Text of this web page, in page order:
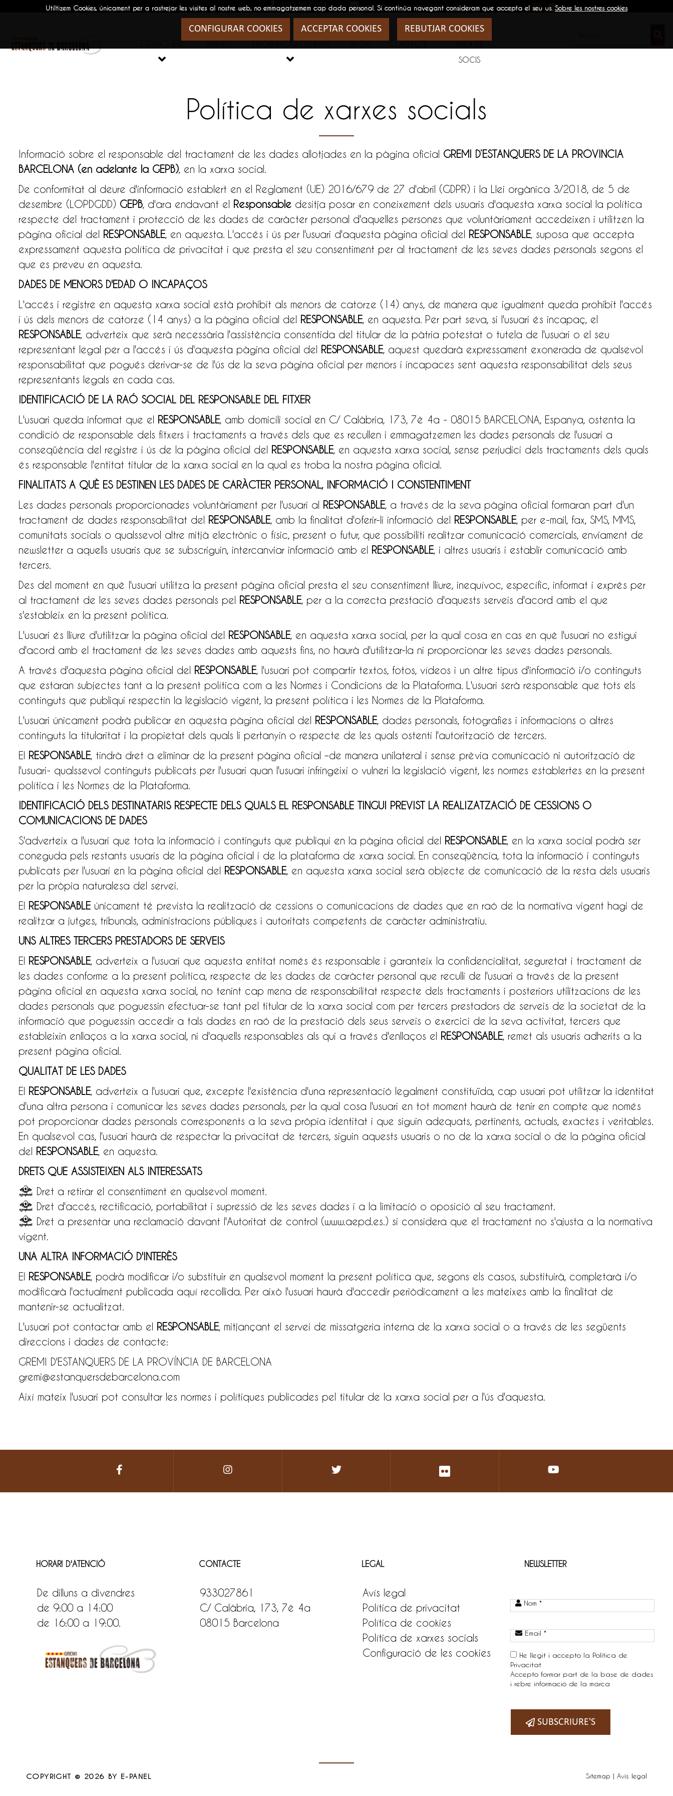
Utiltizem Cookies, únicament per a rastrejar les visites al nostre web, no emmagatzemem cap dada personal. Si continúa navegant consideram que accepta el seu us. Sobre les nostres cookies
CONFIGURAR COOKIES ACCEPTAR COOKIES REBUTJAR COOKIES
933 027 861 gremi@estanquersdebarcelona.com
 
SOCIS
Política de xarxes socials
Informació sobre el responsable del tractament de les dades allotjades en la pàgina oficial GREMI
D’ESTANQUERS DE LA PROVINCIA
BARCELONA (en adelante la GEPB), en la xarxa social.
De conformitat al deure d'informació establert en el Reglament (UE) 2016/679 de 27 d'abril (GDPR) i la Llei orgànica 3/2018, de 5 de
desembre (LOPDGDD) GEPB, d'ara endavant el Responsable desitja posar en coneixement dels usuaris d'aquesta xarxa social la política
respecte del tractament i protecció de les dades de caràcter personal d'aquelles persones que voluntàriament accedeixen i utilitzen la
pàgina oficial del RESPONSABLE, en aquesta. L'accés i ús per l'usuari d'aquesta pàgina oficial del RESPONSABLE, suposa que accepta
expressament aquesta política de privacitat i que presta el seu consentiment per al tractament de les seves dades personals segons el
que es preveu en aquesta.
DADES DE MENORS D'EDAD O INCAPAÇOS
L'accés i registre en aquesta xarxa social està prohibit als menors de catorze (14) anys, de manera que igualment queda prohibit l'accés
i ús dels menors de catorze (14 anys) a la pàgina oficial del RESPONSABLE, en aquesta. Per part seva, si l'usuari és incapaç, el
RESPONSABLE, adverteix que serà necessària l'assistència consentida del titular de la pàtria potestat o tutela de l'usuari o el seu
representant legal per a l'accés i ús d'aquesta pàgina oficial del RESPONSABLE, aquest quedarà expressament exonerada de qualsevol
responsabilitat que pogués derivar-se de l'ús de la seva pàgina oficial per menors i incapaces sent aquesta responsabilitat dels seus
representants legals en cada cas.
IDENTIFICACIÓ DE LA RAÓ SOCIAL DEL RESPONSABLE DEL FITXER
L'usuari queda informat que el RESPONSABLE, amb domicili social en C/ Calàbria, 173, 7è 4a - 08015 BARCELONA, Espanya, ostenta la
condició de responsable dels fitxers i tractaments a través dels que es recullen i emmagatzemen les dades personals de l'usuari a
conseqüència del registre i ús de la pàgina oficial del RESPONSABLE, en aquesta xarxa social, sense perjudici dels tractaments dels quals
és responsable l'entitat titular de la xarxa social en la qual es troba la nostra pàgina oficial.
FINALITATS A QUÈ ES DESTINEN LES DADES DE CARÀCTER PERSONAL, INFORMACIÓ I CONSTENTIMENT
Les dades personals proporcionades voluntàriament per l'usuari al RESPONSABLE, a través de la seva pàgina oficial formaran part d'un
tractament de dades responsabilitat del RESPONSABLE, amb la finalitat d'oferir-li informació del RESPONSABLE, per e-mail, fax, SMS, MMS,
comunitats socials o qualssevol altre mitjà electrònic o físic, present o futur, que possibiliti realitzar comunicació comercials, enviament de
newsletter a aquells usuaris que se subscriguin, intercanviar informació amb el RESPONSABLE, i altres usuaris i establir comunicació amb
tercers.
Des del moment en què l'usuari utilitza la present pàgina oficial presta el seu consentiment lliure, inequívoc, específic, informat i exprés per
al tractament de les seves dades personals pel RESPONSABLE, per a la correcta prestació d'aquests serveis d'acord amb el que
s'estableix en la present política.
L'usuari és lliure d'utilitzar la pàgina oficial del RESPONSABLE, en aquesta xarxa social, per la qual cosa en cas en què l'usuari no estigui
d'acord amb el tractament de les seves dades amb aquests fins, no haurà d'utilitzar-la ni proporcionar les seves dades personals.
A través d'aquesta pàgina oficial del RESPONSABLE, l'usuari pot compartir textos, fotos, vídeos i un altre tipus d'informació i/o continguts
que estaran subjectes tant a la present política com a les Normes i Condicions de la Plataforma. L'usuari serà responsable que tots els
continguts que publiqui respectin la legislació vigent, la present política i les Normes de la Plataforma.
L'usuari únicament podrà publicar en aquesta pàgina oficial del RESPONSABLE, dades personals, fotografies i informacions o altres
continguts la titularitat i la propietat dels quals li pertanyin o respecte de les quals ostenti l'autorització de tercers.
El RESPONSABLE, tindrà dret a eliminar de la present pàgina oficial –de manera unilateral i sense prèvia comunicació ni autorització de
l'usuari- qualssevol continguts publicats per l'usuari quan l'usuari infringeixi o vulneri la legislació vigent, les normes establertes en la present
política i les Normes de la Plataforma.
IDENTIFICACIÓ DELS DESTINATARIS RESPECTE DELS QUALS EL RESPONSABLE TINGUI PREVIST LA REALIZATZACIÓ DE CESSIONS O
COMUNICACIONS DE DADES
S'adverteix a l'usuari que tota la informació i continguts que publiqui en la pàgina oficial del RESPONSABLE, en la xarxa social podrà ser
coneguda pels restants usuaris de la pàgina oficial i de la plataforma de xarxa social. En conseqüència, tota la informació i continguts
publicats per l'usuari en la pàgina oficial del RESPONSABLE, en aquesta xarxa social serà objecte de comunicació de la resta dels usuaris
per la pròpia naturalesa del servei.
El RESPONSABLE únicament té prevista la realització de cessions o comunicacions de dades que en raó de la normativa vigent hagi de
realitzar a jutges, tribunals, administracions públiques i autoritats competents de caràcter administratiu.
UNS ALTRES TERCERS PRESTADORS DE SERVEIS
El RESPONSABLE, adverteix a l'usuari que aquesta entitat només és responsable i garanteix la confidencialitat, seguretat i tractament de
les dades conforme a la present política, respecte de les dades de caràcter personal que reculli de l'usuari a través de la present
pàgina oficial en aquesta xarxa social, no tenint cap mena de responsabilitat respecte dels tractaments i posteriors utilitzacions de les
dades personals que poguessin efectuar-se tant pel titular de la xarxa social com per tercers prestadors de serveis de la societat de la
informació que poguessin accedir a tals dades en raó de la prestació dels seus serveis o exercici de la seva activitat, tercers que
estableixin enllaços a la xarxa social, ni d'aquells responsables als qui a través d'enllaços el RESPONSABLE, remet als usuaris adherits a la
present pàgina oficial.
QUALITAT DE LES DADES
El RESPONSABLE, adverteix a l'usuari que, excepte l'existència d'una representació legalment constituïda, cap usuari pot utilitzar la identitat
d'una altra persona i comunicar les seves dades personals, per la qual cosa l'usuari en tot moment haurà de tenir en compte que només
pot proporcionar dades personals corresponents a la seva pròpia identitat i que siguin adequats, pertinents, actuals, exactes i veritables.
En qualsevol cas, l'usuari haurà de respectar la privacitat de tercers, siguin aquests usuaris o no de la xarxa social o de la pàgina oficial
del RESPONSABLE, en aquesta.
DRETS QUE ASSISTEIXEN ALS INTERESSATS
• Dret a retirar el consentiment en qualsevol moment.
• Dret d'accés, rectificació, portabilitat i supressió de les seves dades i a la limitació o oposició al seu tractament.
• Dret a presentar una reclamació davant l'Autoritat de control (www.aepd.es.) si considera que el tractament no s'ajusta a la normativa
vigent.
UNA ALTRA INFORMACIÓ D'INTERÈS
El RESPONSABLE, podrà modificar i/o substituir en qualsevol moment la present política que, segons els casos, substituirà, completarà i/o
modificarà l'actualment publicada aquí recollida. Per això l'usuari haurà d'accedir periòdicament a les mateixes amb la finalitat de
mantenir-se actualitzat.
L'usuari pot contactar amb el RESPONSABLE, mitjançant el servei de missatgeria interna de la xarxa social o a través de les següents
direccions i dades de contacte:
GREMI D'ESTANQUERS DE LA PROVÍNCIA DE BARCELONA
gremi@estanquersdebarcelona.com
Així mateix l'usuari pot consultar les normes i polítiques publicades pel titular de la xarxa social per a l'ús d'aquesta.
HORARI D'ATENCIÓ
De dilluns a divendres
de 9:00 a 14:00
de 16:00 a 19:00.
CONTACTE
933027861
C/ Calàbria, 173, 7è 4a
08015 Barcelona
LEGAL
Avís legal
Política de privacitat
Política de cookies
Política de xarxes socials
Configuració de les cookies
NEWSLETTER
Nom *
Email *
He llegit i accepto la Política de
Privacitat
Accepto formar part de la base de dades
i rebre informació de la marca
SUBSCRIURE'S
COPYRIGHT © 2026 BY E-PANEL Sitemap | Avís legal